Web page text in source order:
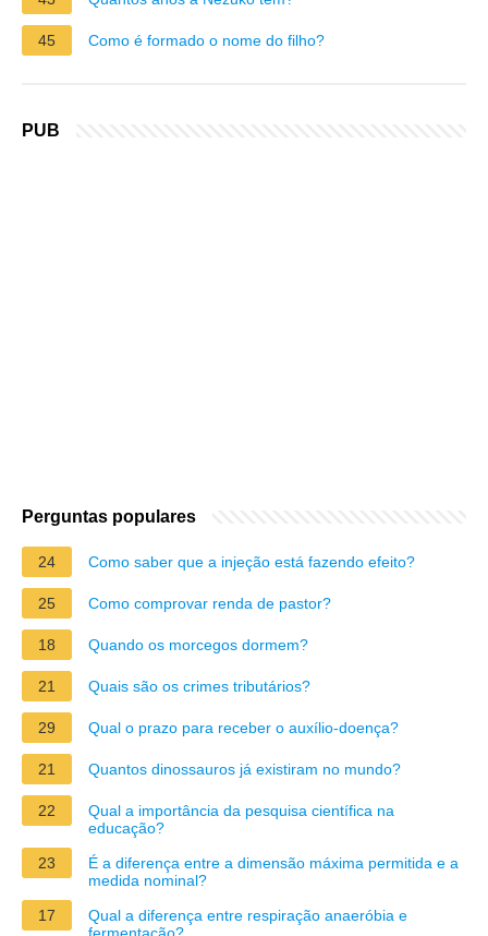
45 Como é formado o nome do filho?
PUB
Perguntas populares
24 Como saber que a injeção está fazendo efeito?
25 Como comprovar renda de pastor?
18 Quando os morcegos dormem?
21 Quais são os crimes tributários?
29 Qual o prazo para receber o auxílio-doença?
21 Quantos dinossauros já existiram no mundo?
22
Qual a importância da pesquisa científica na
educação?
23
É a diferença entre a dimensão máxima permitida e a
medida nominal?
17
Qual a diferença entre respiração anaeróbia e
fermentação?